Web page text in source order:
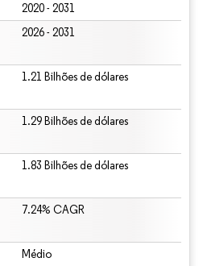
2020 - 2031
2026 - 2031
1.21 Bilhões de dólares
1.29 Bilhões de dólares
1.83 Bilhões de dólares
7.24% CAGR
Médio